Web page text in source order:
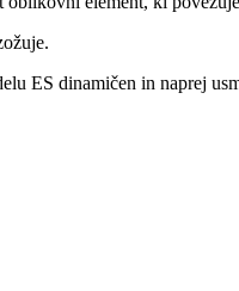
ES dinamičen in naprej